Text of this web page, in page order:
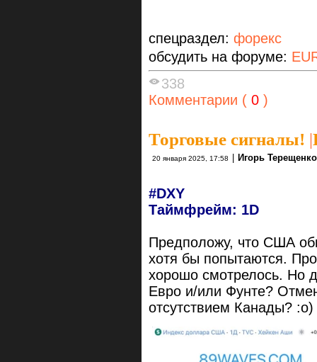
спецраздел: форекс
обсудить на форуме:
338
Комментарии ( 0 )
Торговые сигналы! |
20 января 2025, 17:58 Игорь
#DXY
Таймфрейм: 1D
Предположу, что США
хотя бы попытаются.
хорошо смотрелось. Но
Евро и/или Фунте?
отсутствием Канады? :o)